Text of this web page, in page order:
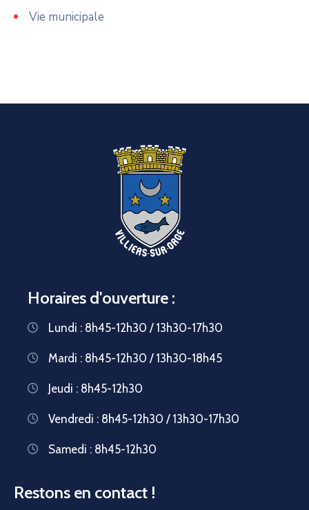
Vie municipale
Horaires d'ouverture :
Lundi : 8h45-12h30 / 13h30-17h30
Mardi : 8h45-12h30 / 13h30-18h45
Jeudi : 8h45-12h30
Vendredi : 8h45-12h30 / 13h30-17h30
Samedi : 8h45-12h30
Restons en contact !